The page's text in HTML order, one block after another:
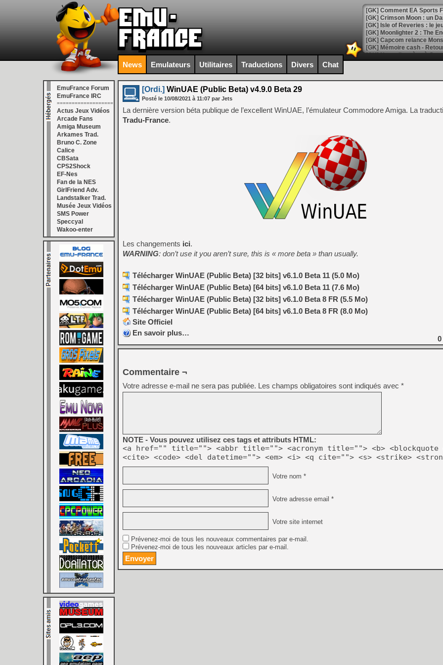
[GK] Comment EA Sports
[GK] Crimson Moon : un
[GK] Isle of Reveries : le
[GK] Moonlighter 2 : The
[GK] Capcom relance
[Mo5] Deux inédits du
[GK] Le beat'em up The
[GK] Endless Legend 2 :
[LS] [PS5] Le WebKit
[GK] Oubliez Crazy Taxi,
[LS] [Switch] NSZ 5.0.0
[GK] No More Room in
[GK] Un chatbot Atelier
[GK] Mémoire cash -
[GK] Nvidia : le prix des
[GK] Suikoden Star Leap
[Mo5] La mini borne
[GK] Le studio de FIFA
[GK] La PlayStation 1 en
[GK] Dawn of War 4 : les
[GK] CloverPit : l'héritier
[GK] Stellar Blade : Blood
[GK] Palworld Online est
[GK] Wuchang 2 : le
[GK] Test : Big Walk est
[GK] Starsand Island : la
[GK] Dan Houser (GTA)
News Emulateurs Utilitaires Traductions Divers Chat
EmuFrance Forum
EmuFrance IRC
===================
Actus Jeux Vidéos
Arcade Fans
Amiga Museum
Arkames Trad.
Bruno C. Zone
Calice
CBSata
CPS2Shock
EF-Nes
Fan de la NES
GirlFriend Adv.
Landstalker Trad.
Musée Jeux Vidéos
SMS Power
Speccyal
Wakoo-enter
[Ordi.] WinUAE (Public Beta) v4.9.0 Beta 29
Posté le 10/08/2021 à 11:07 par Jets
La dernière version béta publique de l’excellent WinUAE, l’émulateur Commodore Amiga. La
Tradu-France.
Les changements ici.
WARNING: don’t use it you aren’t sure, this is « more beta » than usually.
Télécharger WinUAE (Public Beta) [32 bits] v6.1.0 Beta 11 (5.0 Mo)
Télécharger WinUAE (Public Beta) [64 bits] v6.1.0 Beta 11 (7.6 Mo)
Télécharger WinUAE (Public Beta) [32 bits] v6.1.0 Beta 8 FR (5.5 Mo)
Télécharger WinUAE (Public Beta) [64 bits] v6.1.0 Beta 8 FR (8.0 Mo)
Site Officiel
En savoir plus…
0
Commentaire ¬
Votre adresse e-mail ne sera pas publiée. Les champs obligatoires sont indiqués avec *
NOTE - Vous pouvez utilisez ces tags et attributs HTML:
<a href="" title=""> <abbr title=""> <acronym title=""> <b> <blockquote
<cite> <code> <del datetime=""> <em> <i> <q cite=""> <s> <strike>
Votre nom *
Votre adresse email *
Votre site internet
Prévenez-moi de tous les nouveaux commentaires par e-mail.
Prévenez-moi de tous les nouveaux articles par e-mail.